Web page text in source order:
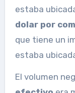
estaba
dolar por
que tiene un
estaba
El volumen